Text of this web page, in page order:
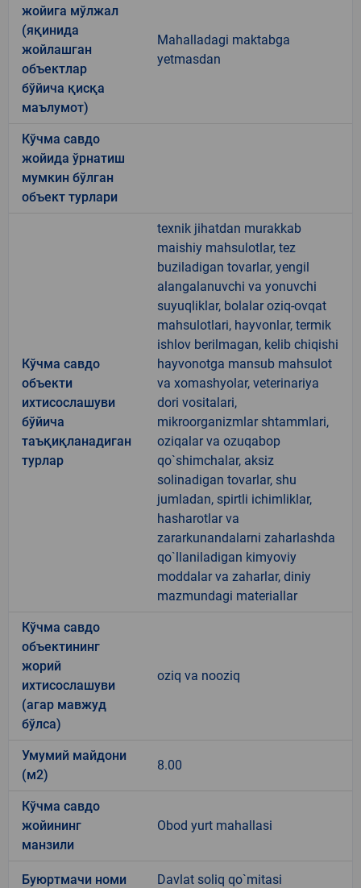
жойига мўлжал
(яқинида
жойлашган
объектлар
бўйича қисқа
маълумот)
Mahalladagi maktabga
yetmasdan
Кўчма савдо
жойида ўрнатиш
мумкин бўлган
объект турлари
Кўчма савдо
объекти
ихтисослашуви
бўйича
таъқиқланадиган
турлар
texnik jihatdan murakkab
maishiy mahsulotlar, tez
buziladigan tovarlar, yengil
alangalanuvchi va yonuvchi
suyuqliklar, bolalar oziq-ovqat
mahsulotlari, hayvonlar, termik
ishlov berilmagan, kelib chiqishi
hayvonotga mansub mahsulot
va xomashyolar, veterinariya
dori vositalari,
mikroorganizmlar shtammlari,
oziqalar va ozuqabop
qo`shimchalar, aksiz
solinadigan tovarlar, shu
jumladan, spirtli ichimliklar,
hasharotlar va
zararkunandalarni zaharlashda
qo`llaniladigan kimyoviy
moddalar va zaharlar, diniy
mazmundagi materiallar
Кўчма савдо
объектининг
жорий
ихтисослашуви
(агар мавжуд
бўлса)
oziq va nooziq
Умумий майдони
(м2)
8.00
Кўчма савдо
жойининг
манзили
Obod yurt mahallasi
Буюртмачи номи Davlat soliq qo`mitasi